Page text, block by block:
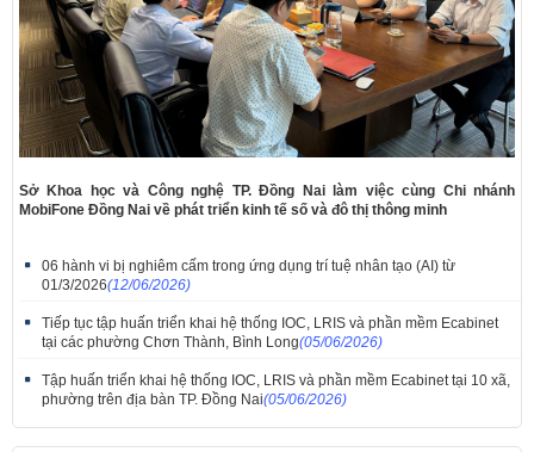
Sở Khoa học và Công nghệ TP. Đồng Nai làm việc cùng Chi nhánh
MobiFone Đồng Nai về phát triển kinh tế số và đô thị thông minh
06 hành vi bị nghiêm cấm trong ứng dụng trí tuệ nhân tạo (AI) từ
01/3/2026(12/06/2026)
Tiếp tục tập huấn triển khai hệ thống IOC, LRIS và phần mềm Ecabinet
tại các phường Chơn Thành, Bình Long(05/06/2026)
Tập huấn triển khai hệ thống IOC, LRIS và phần mềm Ecabinet tại 10 xã,
phường trên địa bàn TP. Đồng Nai(05/06/2026)